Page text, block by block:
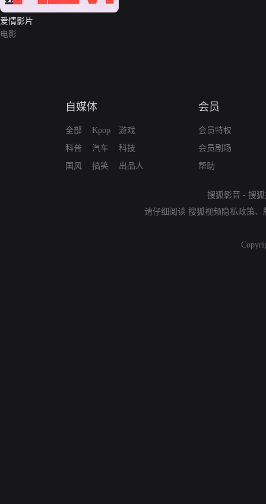
爱情影片
电影
自媒体
全部
科普
国风
Kpop
汽车
搞笑
游戏
科技
出品人
会员
会员特权
会员剧场
帮助
搜狐影音 - 搜
请仔细阅读 搜狐视频隐私政策、